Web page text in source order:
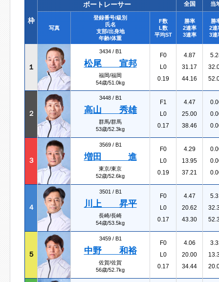
枠
ボートレーサー 全国 当
写真
登録番号/級別
氏名
支部/出身地
年齢/体重
F数
L数
平均ST
勝率
2連率
3連率
勝
2連
3連
１
3434 / B1
松尾 宣邦
福岡/福岡
54歳/51.0kg
F0
L0
0.19
4.87
31.17
44.16
２
3448 / B1
高山 秀雄
群馬/群馬
53歳/52.3kg
F1
L0
0.17
4.47
25.00
38.46
３
3569 / B1
増田 進
東京/東京
52歳/52.6kg
F0
L0
0.19
4.29
13.95
37.21
４
3501 / B1
川上 昇平
長崎/長崎
54歳/53.5kg
F0
L0
0.17
4.47
20.62
43.30
５
3459 / B1
中野 和裕
佐賀/佐賀
56歳/52.7kg
F0
L0
0.17
4.06
20.00
34.44